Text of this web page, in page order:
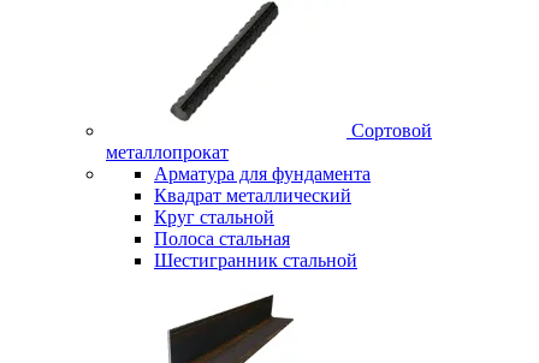
Сортовой
металлопрокат
Арматура для фундамента
Квадрат металлический
Круг стальной
Полоса стальная
Шестигранник стальной